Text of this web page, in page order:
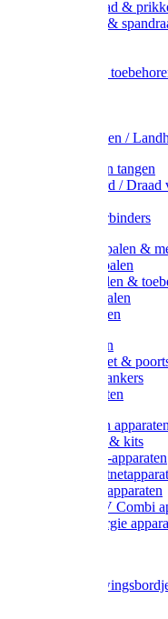
Metaal draad &
Binddraad &
Afrasternet
Weidehekken /
Spanners en tangen
Lint / Koord / Draad
Litzclip verbinders
Recycling palen &
Kunststof palen
T-Post t-palen &
Glasfiber palen
Houten palen
Poortgrepen
Doorgangset &
Poortgreepankers
Weidepoorten
Onderdelen apparaten
Starter sets & kits
9V Batterij-apparaten
230V
12V Accu-apparaten
230V / 12V Combi
Zonne-energie